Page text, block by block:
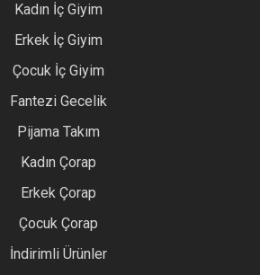
Kadın İç Giyim
Erkek İç Giyim
Çocuk İç Giyim
Fantezi Gecelik
Pijama Takım
Kadın Çorap
Erkek Çorap
Çocuk Çorap
İndirimli Ürünler